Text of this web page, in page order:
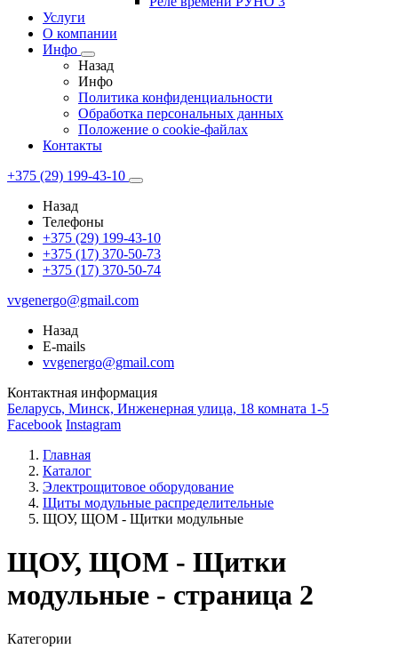
Услуги
О компании
Инфо
Назад
Инфо
Политика конфиденциальности
Обработка персональных данных
Положение о cookie-файлах
Контакты
+375 (29) 199-43-10
Назад
Телефоны
+375 (29) 199-43-10
+375 (17) 370-50-73
+375 (17) 370-50-74
vvgenergo@gmail.com
Назад
E-mails
vvgenergo@gmail.com
Контактная информация
Беларусь, Минск, Инженерная улица, 18 комната 1-5
Facebook Instagram
Главная
Каталог
Электрощитовое оборудование
Щиты модульные распределительные
ЩОУ, ЩОМ - Щитки модульные
ЩОУ, ЩОМ - Щитки
модульные - страница 2
Категории